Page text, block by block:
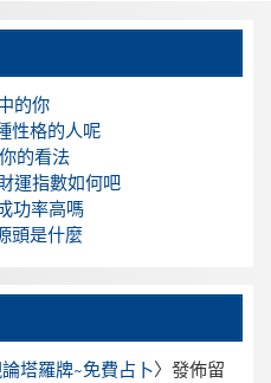
的你
性格的人呢
的看法
運指數如何吧
功率高嗎
頭是什麼
塔羅牌~免費占卜〉發佈留